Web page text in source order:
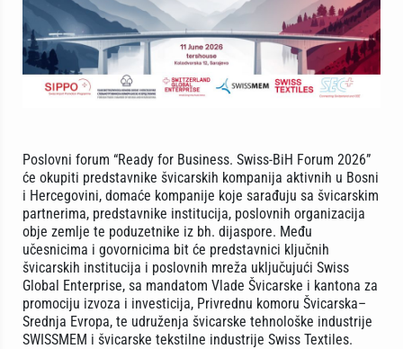
Poslovni forum “Ready for Business. Swiss-BiH Forum 2026”
će okupiti predstavnike švicarskih kompanija aktivnih u Bosni
i Hercegovini, domaće kompanije koje sarađuju sa švicarskim
partnerima, predstavnike institucija, poslovnih organizacija
obje zemlje te poduzetnike iz bh. dijaspore. Među
učesnicima i govornicima bit će predstavnici ključnih
švicarskih institucija i poslovnih mreža uključujući Swiss
Global Enterprise, sa mandatom Vlade Švicarske i kantona za
promociju izvoza i investicija, Privrednu komoru Švicarska–
Srednja Evropa, te udruženja švicarske tehnološke industrije
SWISSMEM i švicarske tekstilne industrije Swiss Textiles.